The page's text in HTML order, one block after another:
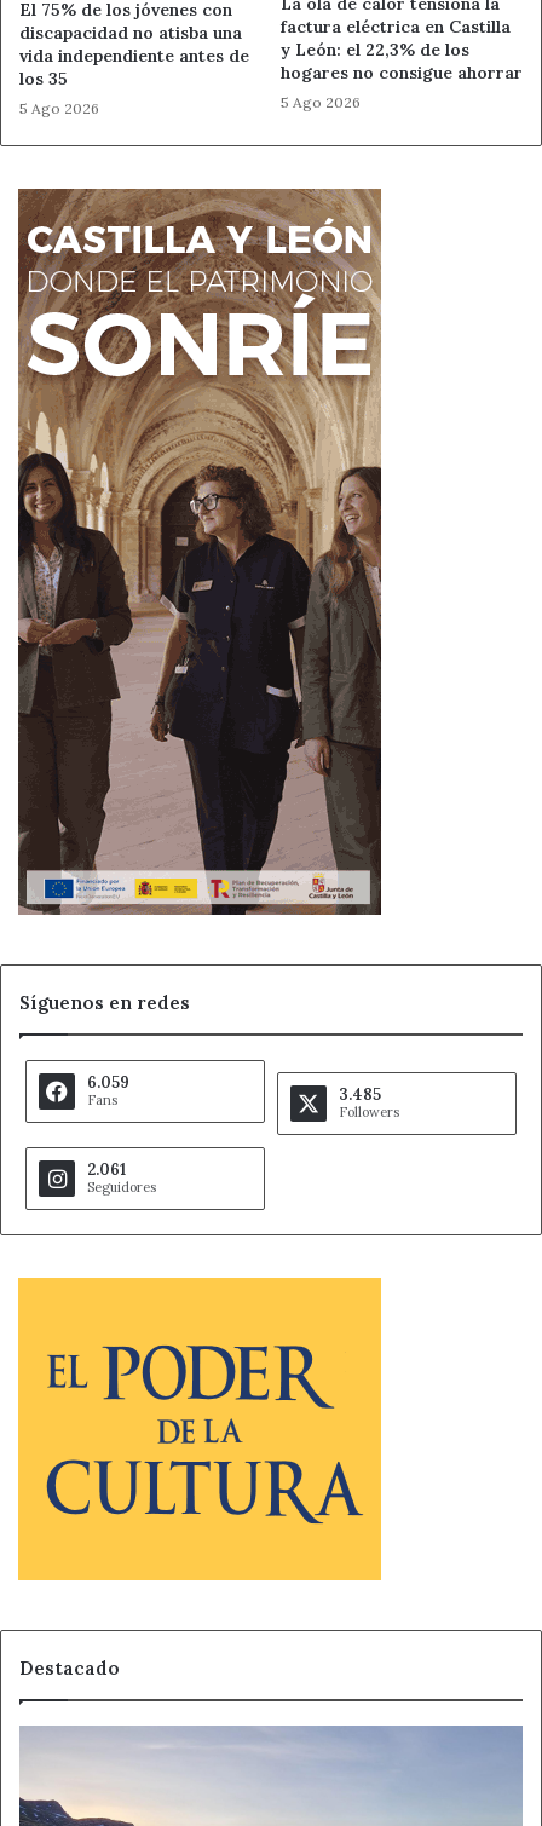
El 75% de los jóvenes con
discapacidad no atisba una
vida independiente antes de
los 35
5 Ago 2026
factura eléctrica en Castilla
y León: el 22,3% de los
hogares no consigue ahorrar
5 Ago 2026
Síguenos en redes
6.059
Fans 3.485
Followers
2.061
Seguidores
Destacado
solicitud